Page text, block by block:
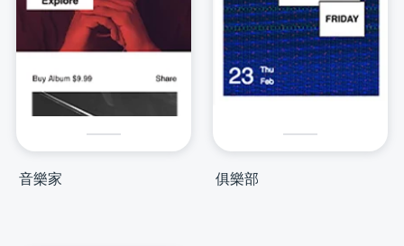
音樂家 俱樂部